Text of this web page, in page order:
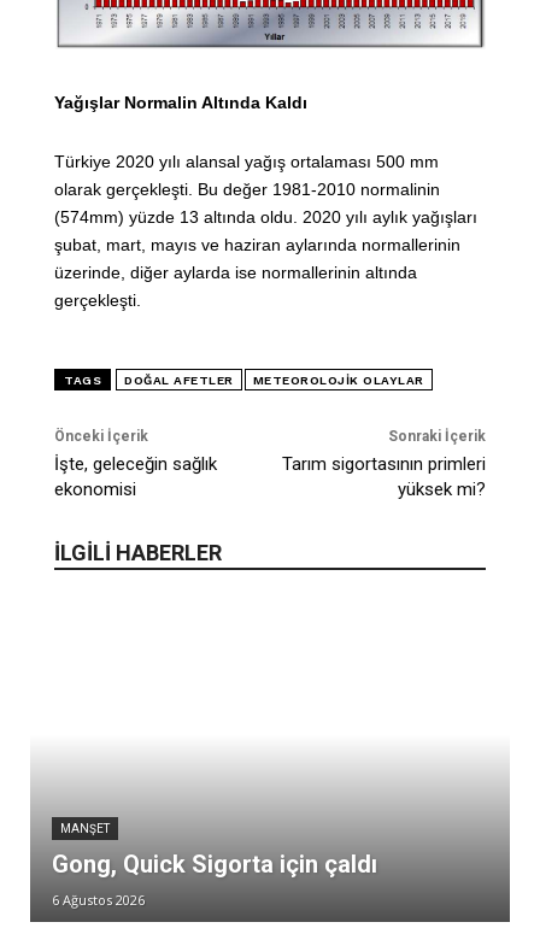
Yağışlar Normalin Altında Kaldı
Türkiye 2020 yılı alansal yağış ortalaması 500 mm
olarak gerçekleşti. Bu değer 1981-2010 normalinin
(574mm) yüzde 13 altında oldu. 2020 yılı aylık yağışları
şubat, mart, mayıs ve haziran aylarında normallerinin
üzerinde, diğer aylarda ise normallerinin altında
gerçekleşti.
TAGS DOĞAL AFETLER METEOROLOJIK OLAYLAR
Önceki İçerik
İşte, geleceğin sağlık
ekonomisi
Sonraki İçerik
Tarım sigortasının primleri
yüksek mi?
İLGİLİ HABERLER
MANŞET
Gong, Quick Sigorta için çaldı
6 Ağustos 2026